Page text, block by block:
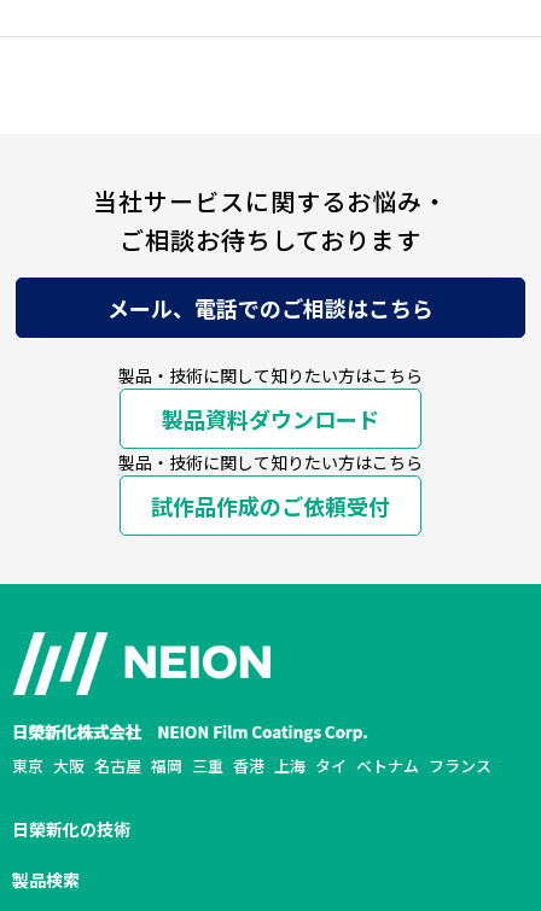
当社サービスに関するお悩み・
ご相談お待ちしております
メール、電話でのご相談はこちら
製品資料ダウンロード
製品・技術に関して知りたい方はこちら
試作品作成のご依頼受付
製品・技術に関して知りたい方はこちら
東京 大阪 名古屋 福岡 三重 香港 上海 タイ ベトナム フランス
日榮新化の技術
製品検索